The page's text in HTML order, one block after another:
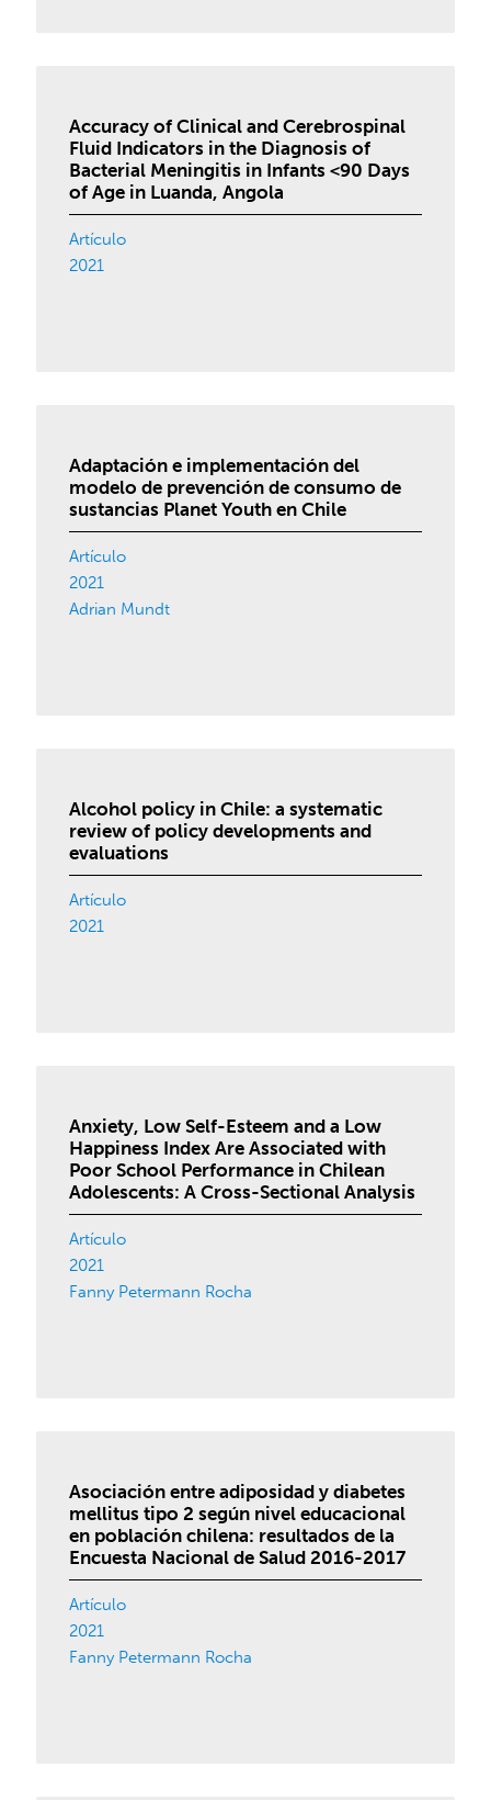
Accuracy of Clinical and Cerebrospinal
Fluid Indicators in the Diagnosis of
Bacterial Meningitis in Infants <90 Days
of Age in Luanda, Angola
Artículo
2021
Adaptación e implementación del
modelo de prevención de consumo de
sustancias Planet Youth en Chile
Artículo
2021
Adrian Mundt
Alcohol policy in Chile: a systematic
review of policy developments and
evaluations
Artículo
2021
Anxiety, Low Self-Esteem and a Low
Happiness Index Are Associated with
Poor School Performance in Chilean
Adolescents: A Cross-Sectional Analysis
Artículo
2021
Fanny Petermann Rocha
Asociación entre adiposidad y diabetes
mellitus tipo 2 según nivel educacional
en población chilena: resultados de la
Encuesta Nacional de Salud 2016-2017
Artículo
2021
Fanny Petermann Rocha